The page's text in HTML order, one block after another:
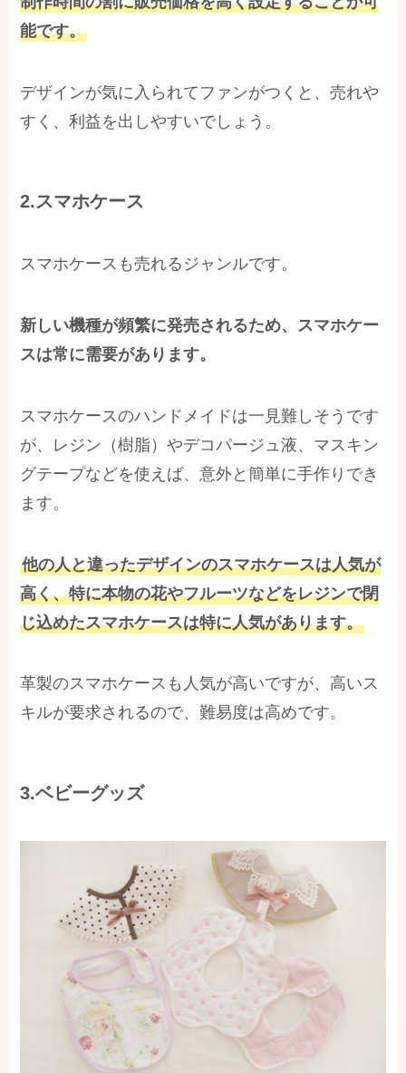
能です。
デザインが気に入られてファンがつくと、売れや
すく、利益を出しやすいでしょう。
2.スマホケース
スマホケースも売れるジャンルです。
新しい機種が頻繁に発売されるため、スマホケー
スは常に需要があります。
スマホケースのハンドメイドは一見難しそうです
が、レジン（樹脂）やデコパージュ液、マスキン
グテープなどを使えば、意外と簡単に手作りでき
ます。
他の人と違ったデザインのスマホケースは人気が
高く、特に本物の花やフルーツなどをレジンで閉
じ込めたスマホケースは特に人気があります。
革製のスマホケースも人気が高いですが、高いス
キルが要求されるので、難易度は高めです。
3.ベビーグッズ